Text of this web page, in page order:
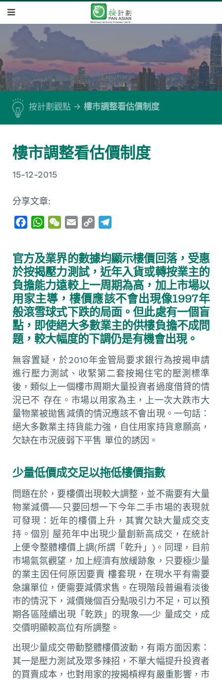
按計劃觀點 樓市調整看估價制度
樓市調整看估價制度
15-12-2015
分享文章:
e
b
o
o
k
W
t
s
A
p
p
W
h
a
t
i
l
y
L
i
n
k
e
g
r
a
m
官方及業界的數據均顯示樓價回落，受惠
於按揭壓力測試，近年入貨或轉按業主的
負擔能力遠較上一周期為高，加上市場以
用家主導，樓價應該不會出現像1997年
般滾雪球式下跌的局面。但此處有一個盲
點，即使絕大多數業主的供樓負擔不成問
題，較大幅度的下調仍是有機會出現。
無容置疑，於2010年金管局要求銀行為按揭申請
進行壓力測試、收緊第二套按揭住宅的壓測標準
後，類似上一個樓市周期大量投資者過度借貸的情
況已不 存在。市場以用家為主，上一次大跌市大
量物業被拋售減債的情況應該不會出現。一句話：
絕大多數業主持貨能力強，自住用家持貨意願高，
欠缺在市況疲弱下平售 單位的誘因。
少量低價成交足以拖低樓價指數
問題在於，要樓價出現較大調整，並不需要有大量
物業減價──只要回想一下今年二手市場的表現就
可發現：近年的樓價上升，其實欠缺大量成交支
持。個別 屋苑年中出現少量創新高成交，在統計
上便令整體樓價上調(所謂「乾升」)。同理，目前
市場氣氛觀望，加上經濟有放緩跡象，只要極少量
的業主因任何原因要賣 樓套現，在現水平有需要
急讓單位，便需要減價求售。在現階段普遍看淡後
市的情況下，減價幾個百分點吸引力不足，可以預
期各區陸續出現「乾跌」的現象──少 量成交，成
交價明顯較高位有所調整。
出現少量成交帶動整體樓價波動，有兩方面因素：
其一是壓力測試及眾多辣招，不單大幅提升投資者
的買賣成本，也對用家的按揭槓桿有嚴重影響，市